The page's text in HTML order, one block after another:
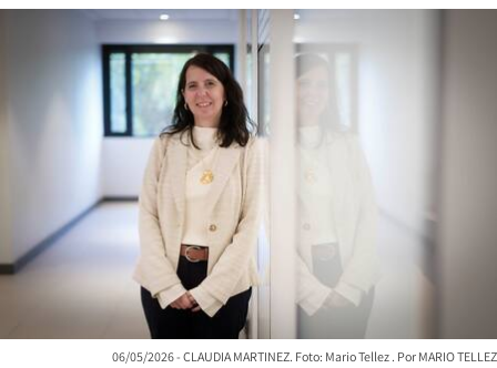
06/05/2026 - CLAUDIA MARTINEZ. Foto: Mario Tellez MARIO TELLEZ